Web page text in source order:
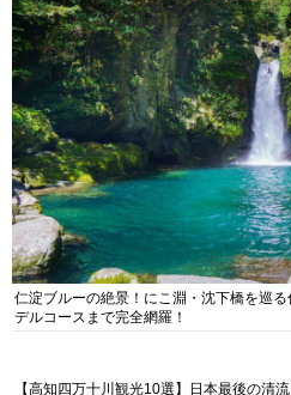
仁淀ブルーの絶景！にこ淵・沈下橋を巡
デルコースまで完全網羅！
【高知四万十川観光10選】日本最後の清